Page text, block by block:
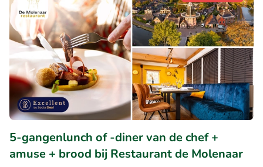
5-gangenlunch of -diner van de chef +
amuse + brood bij Restaurant de Molenaar